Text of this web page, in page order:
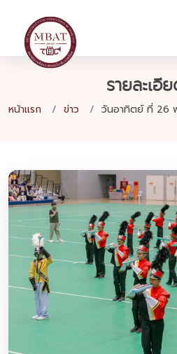
รายละเอี
หน้าแรก ข่าว วันอาทิตย์ ที่ 26